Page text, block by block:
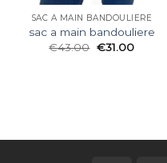
SAC A MAIN BANDOULIERE
sac a main bandouliere
€43.00 €31.00